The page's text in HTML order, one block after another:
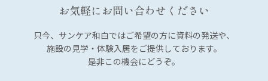
お気軽にお問い合わせください
只今、サンケア和白ではご希望の方に資料の発送や、
施設の見学・体験入居をご提供しております。
是非この機会にどうぞ。